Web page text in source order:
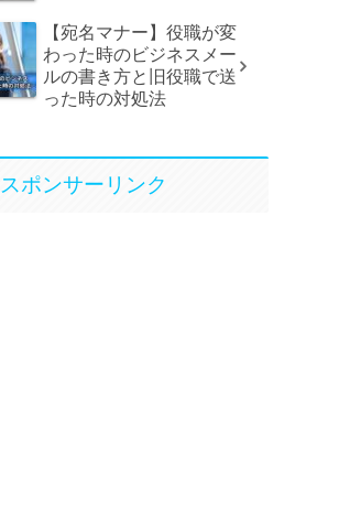
【宛名マナー】役職が変
わった時のビジネスメー
ルの書き方と旧役職で送
った時の対処法
スポンサーリンク